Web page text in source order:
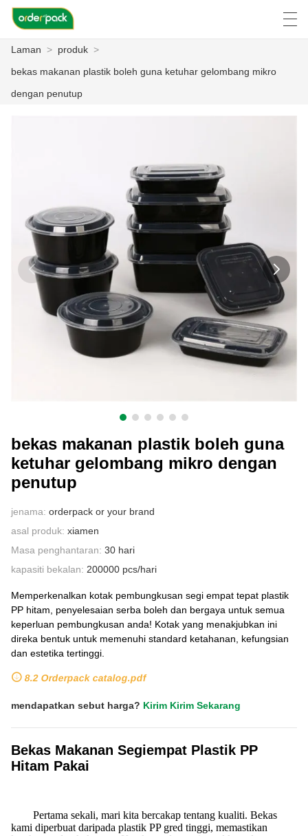
BERITA
KES
LAWATAN KILANG
HUBUNGI KAMI
العربية Deutsch
Laman > produk >
bekas makanan plastik boleh guna ketuhar gelombang mikro
dengan penutup
bekas makanan plastik boleh guna
ketuhar gelombang mikro dengan
penutup
jenama: orderpack or your brand
asal produk: xiamen
Masa penghantaran: 30 hari
kapasiti bekalan: 200000 pcs/hari
Memperkenalkan kotak pembungkusan segi empat tepat plastik
PP hitam, penyelesaian serba boleh dan bergaya untuk semua
keperluan pembungkusan anda! Kotak yang menakjubkan ini
direka bentuk untuk memenuhi standard ketahanan, kefungsian
dan estetika tertinggi.
8.2 Orderpack catalog.pdf
mendapatkan sebut harga? Kirim Kirim Sekarang
Bekas Makanan Segiempat Plastik PP
Hitam Pakai
Pertama sekali, mari kita bercakap tentang kualiti. Bekas
kami diperbuat daripada plastik PP gred tinggi, memastikan